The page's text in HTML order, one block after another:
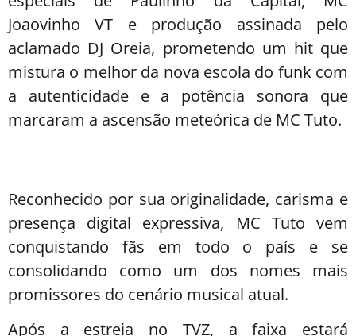
Joaovinho VT e produção assinada pelo
aclamado DJ Oreia, prometendo um hit que
mistura o melhor da nova escola do funk com
a autenticidade e a potência sonora que
marcaram a ascensão meteórica de MC Tuto.
Reconhecido por sua originalidade, carisma e
presença digital expressiva, MC Tuto vem
conquistando fãs em todo o país e se
consolidando como um dos nomes mais
promissores do cenário musical atual.
Após a estreia no TVZ, a faixa estará